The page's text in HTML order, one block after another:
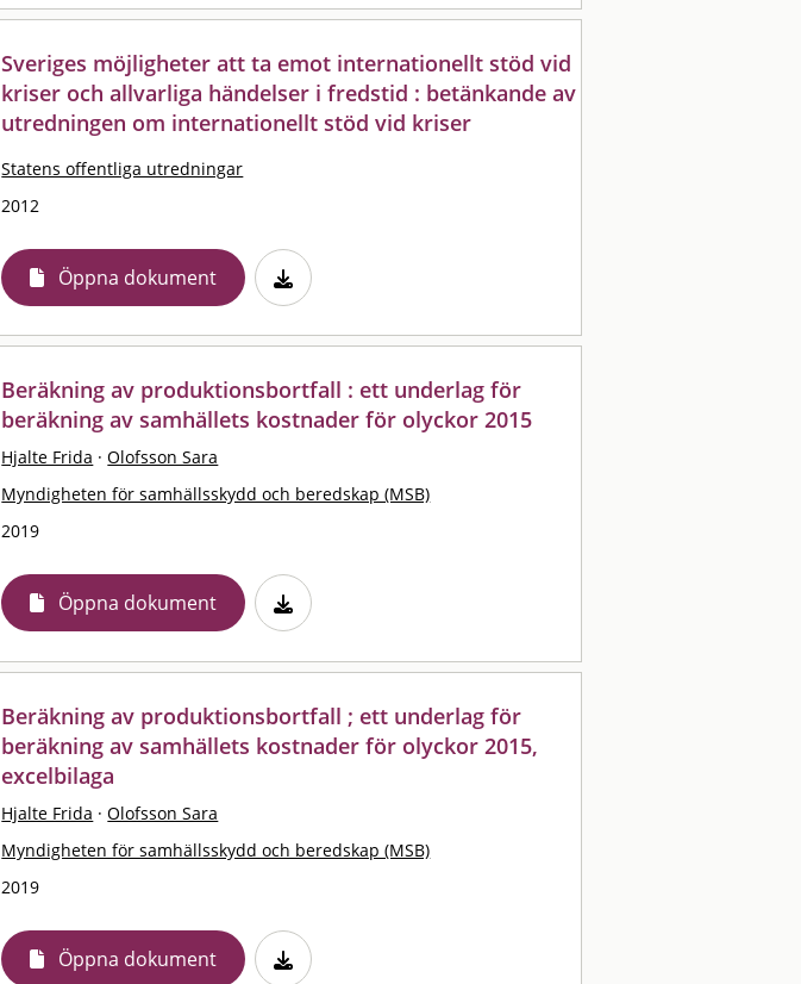
Sveriges möjligheter att ta emot internationellt stöd vid
kriser och allvarliga händelser i fredstid : betänkande av
utredningen om internationellt stöd vid kriser
Statens offentliga utredningar
2012
Öppna dokument
Beräkning av produktionsbortfall : ett underlag för
beräkning av samhällets kostnader för olyckor 2015
Hjalte Frida · Olofsson Sara
Myndigheten för samhällsskydd och beredskap (MSB)
2019
Öppna dokument
Beräkning av produktionsbortfall ; ett underlag för
beräkning av samhällets kostnader för olyckor 2015,
excelbilaga
Hjalte Frida · Olofsson Sara
Myndigheten för samhällsskydd och beredskap (MSB)
2019
Öppna dokument